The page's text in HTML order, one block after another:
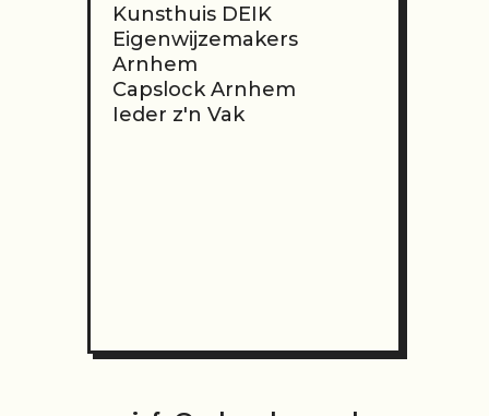
Kunsthuis DEIK
Eigenwijzemakers
Arnhem
Capslock Arnhem
Ieder z'n Vak